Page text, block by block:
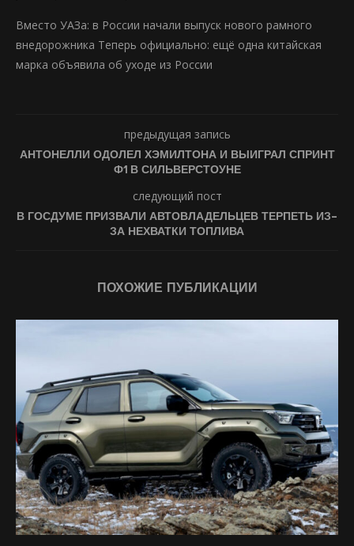
Вместо УАЗа: в России начали выпуск нового рамного
внедорожника Теперь официально: ещё одна китайская
марка объявила об уходе из России
предыдущая запись
АНТОНЕЛЛИ ОДОЛЕЛ ХЭМИЛТОНА И ВЫИГРАЛ СПРИНТ
Ф1 В СИЛЬВЕРСТОУНЕ
следующий пост
В ГОСДУМЕ ПРИЗВАЛИ АВТОВЛАДЕЛЬЦЕВ ТЕРПЕТЬ ИЗ-
ЗА НЕХВАТКИ ТОПЛИВА
ПОХОЖИЕ ПУБЛИКАЦИИ